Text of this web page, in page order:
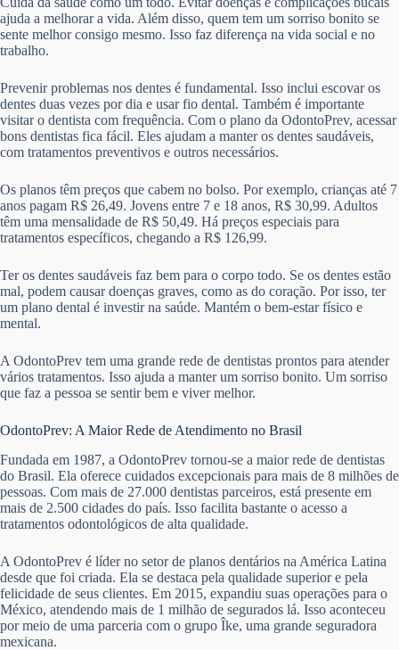
ajuda a melhorar a vida. Além disso, quem tem um sorriso bonito se
sente melhor consigo mesmo. Isso faz diferença na vida social e no
trabalho.
Prevenir problemas nos dentes é fundamental. Isso inclui escovar os
dentes duas vezes por dia e usar fio dental. Também é importante
visitar o dentista com frequência. Com o plano da OdontoPrev, acessar
bons dentistas fica fácil. Eles ajudam a manter os dentes saudáveis,
com tratamentos preventivos e outros necessários.
Os planos têm preços que cabem no bolso. Por exemplo, crianças até 7
anos pagam R$ 26,49. Jovens entre 7 e 18 anos, R$ 30,99. Adultos
têm uma mensalidade de R$ 50,49. Há preços especiais para
tratamentos específicos, chegando a R$ 126,99.
Ter os dentes saudáveis faz bem para o corpo todo. Se os dentes estão
mal, podem causar doenças graves, como as do coração. Por isso, ter
um plano dental é investir na saúde. Mantém o bem-estar físico e
mental.
A OdontoPrev tem uma grande rede de dentistas prontos para atender
vários tratamentos. Isso ajuda a manter um sorriso bonito. Um sorriso
que faz a pessoa se sentir bem e viver melhor.
OdontoPrev: A Maior Rede de Atendimento no Brasil
Fundada em 1987, a OdontoPrev tornou-se a maior rede de dentistas
do Brasil. Ela oferece cuidados excepcionais para mais de 8 milhões de
pessoas. Com mais de 27.000 dentistas parceiros, está presente em
mais de 2.500 cidades do país. Isso facilita bastante o acesso a
tratamentos odontológicos de alta qualidade.
A OdontoPrev é líder no setor de planos dentários na América Latina
desde que foi criada. Ela se destaca pela qualidade superior e pela
felicidade de seus clientes. Em 2015, expandiu suas operações para o
México, atendendo mais de 1 milhão de segurados lá. Isso aconteceu
por meio de uma parceria com o grupo Îke, uma grande seguradora
mexicana.